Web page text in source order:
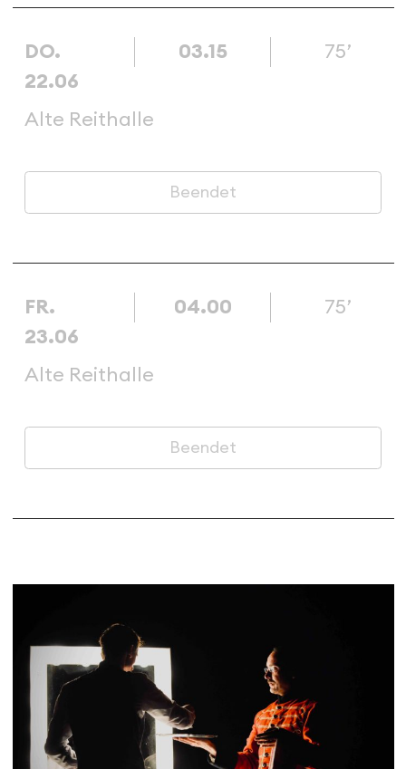
DO.
22.06
03.15 75’
Alte Reithalle
Beendet
FR.
23.06
04.00 75’
Alte Reithalle
Beendet